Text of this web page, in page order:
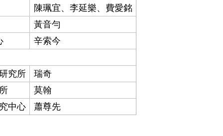
陳珮宜、李延樂、費愛銘
黃音勻
辛索今
究所
瑞奇
莫翰
中心
蕭尊先